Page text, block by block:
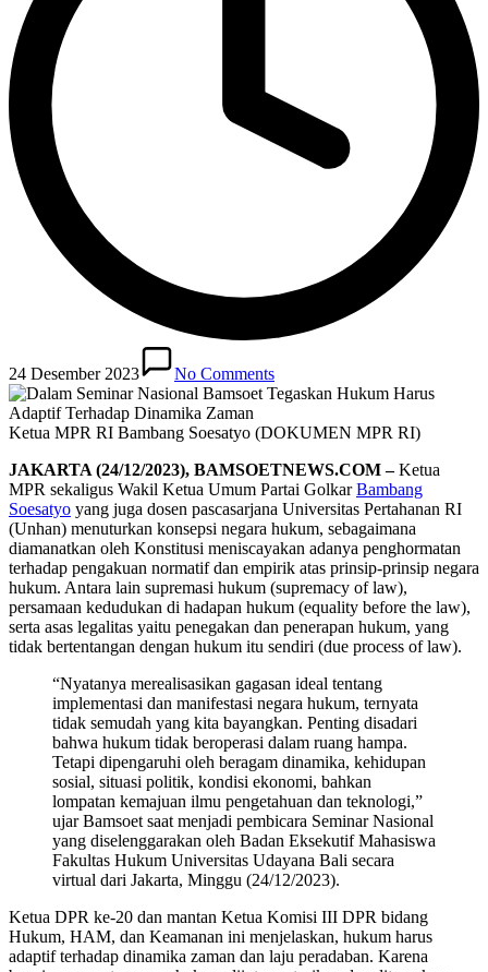
24 Desember 2023 No Comments
Ketua MPR RI Bambang Soesatyo (DOKUMEN MPR RI)
JAKARTA (24/12/2023), BAMSOETNEWS.COM –Ketua
MPR sekaligus Wakil Ketua Umum Partai GolkarBambang
Soesatyo yang juga dosen pascasarjana Universitas Pertahanan RI
(Unhan) menuturkan konsepsi negara hukum, sebagaimana
diamanatkan oleh Konstitusi meniscayakan adanya penghormatan
terhadap pengakuan normatif dan empirik atas prinsip-prinsip negara
hukum. Antara lain supremasi hukum (supremacy of law),
persamaan kedudukan di hadapan hukum (equality before the law),
serta asas legalitas yaitu penegakan dan penerapan hukum, yang
tidak bertentangan dengan hukum itu sendiri (due process of law).
“Nyatanya merealisasikan gagasan ideal tentang
implementasi dan manifestasi negara hukum, ternyata
tidak semudah yang kita bayangkan. Penting disadari
bahwa hukum tidak beroperasi dalam ruang hampa.
Tetapi dipengaruhi oleh beragam dinamika, kehidupan
sosial, situasi politik, kondisi ekonomi, bahkan
lompatan kemajuan ilmu pengetahuan dan teknologi,”
ujar Bamsoet saat menjadi pembicara Seminar Nasional
yang diselenggarakan oleh Badan Eksekutif Mahasiswa
Fakultas Hukum Universitas Udayana Bali secara
virtual dari Jakarta, Minggu (24/12/2023).
Ketua DPR ke-20 dan mantan Ketua Komisi III DPR bidang
Hukum, HAM, dan Keamanan ini menjelaskan, hukum harus
adaptif terhadap dinamika zaman dan laju peradaban. Karena